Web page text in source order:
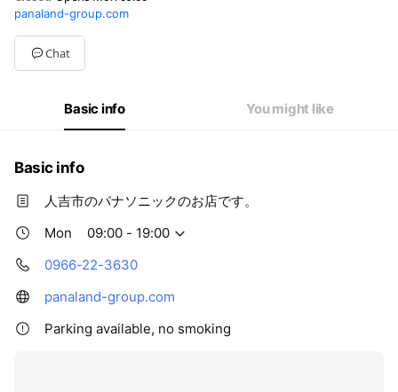
Mon09:00 - 19:00
panaland-group.com
Chat
Basic info You might like
Basic info
人吉市のパナソニックのお店です。
Mon
09:00 - 19:00
0966-22-3630
panaland-group.com
Parking available, no smoking